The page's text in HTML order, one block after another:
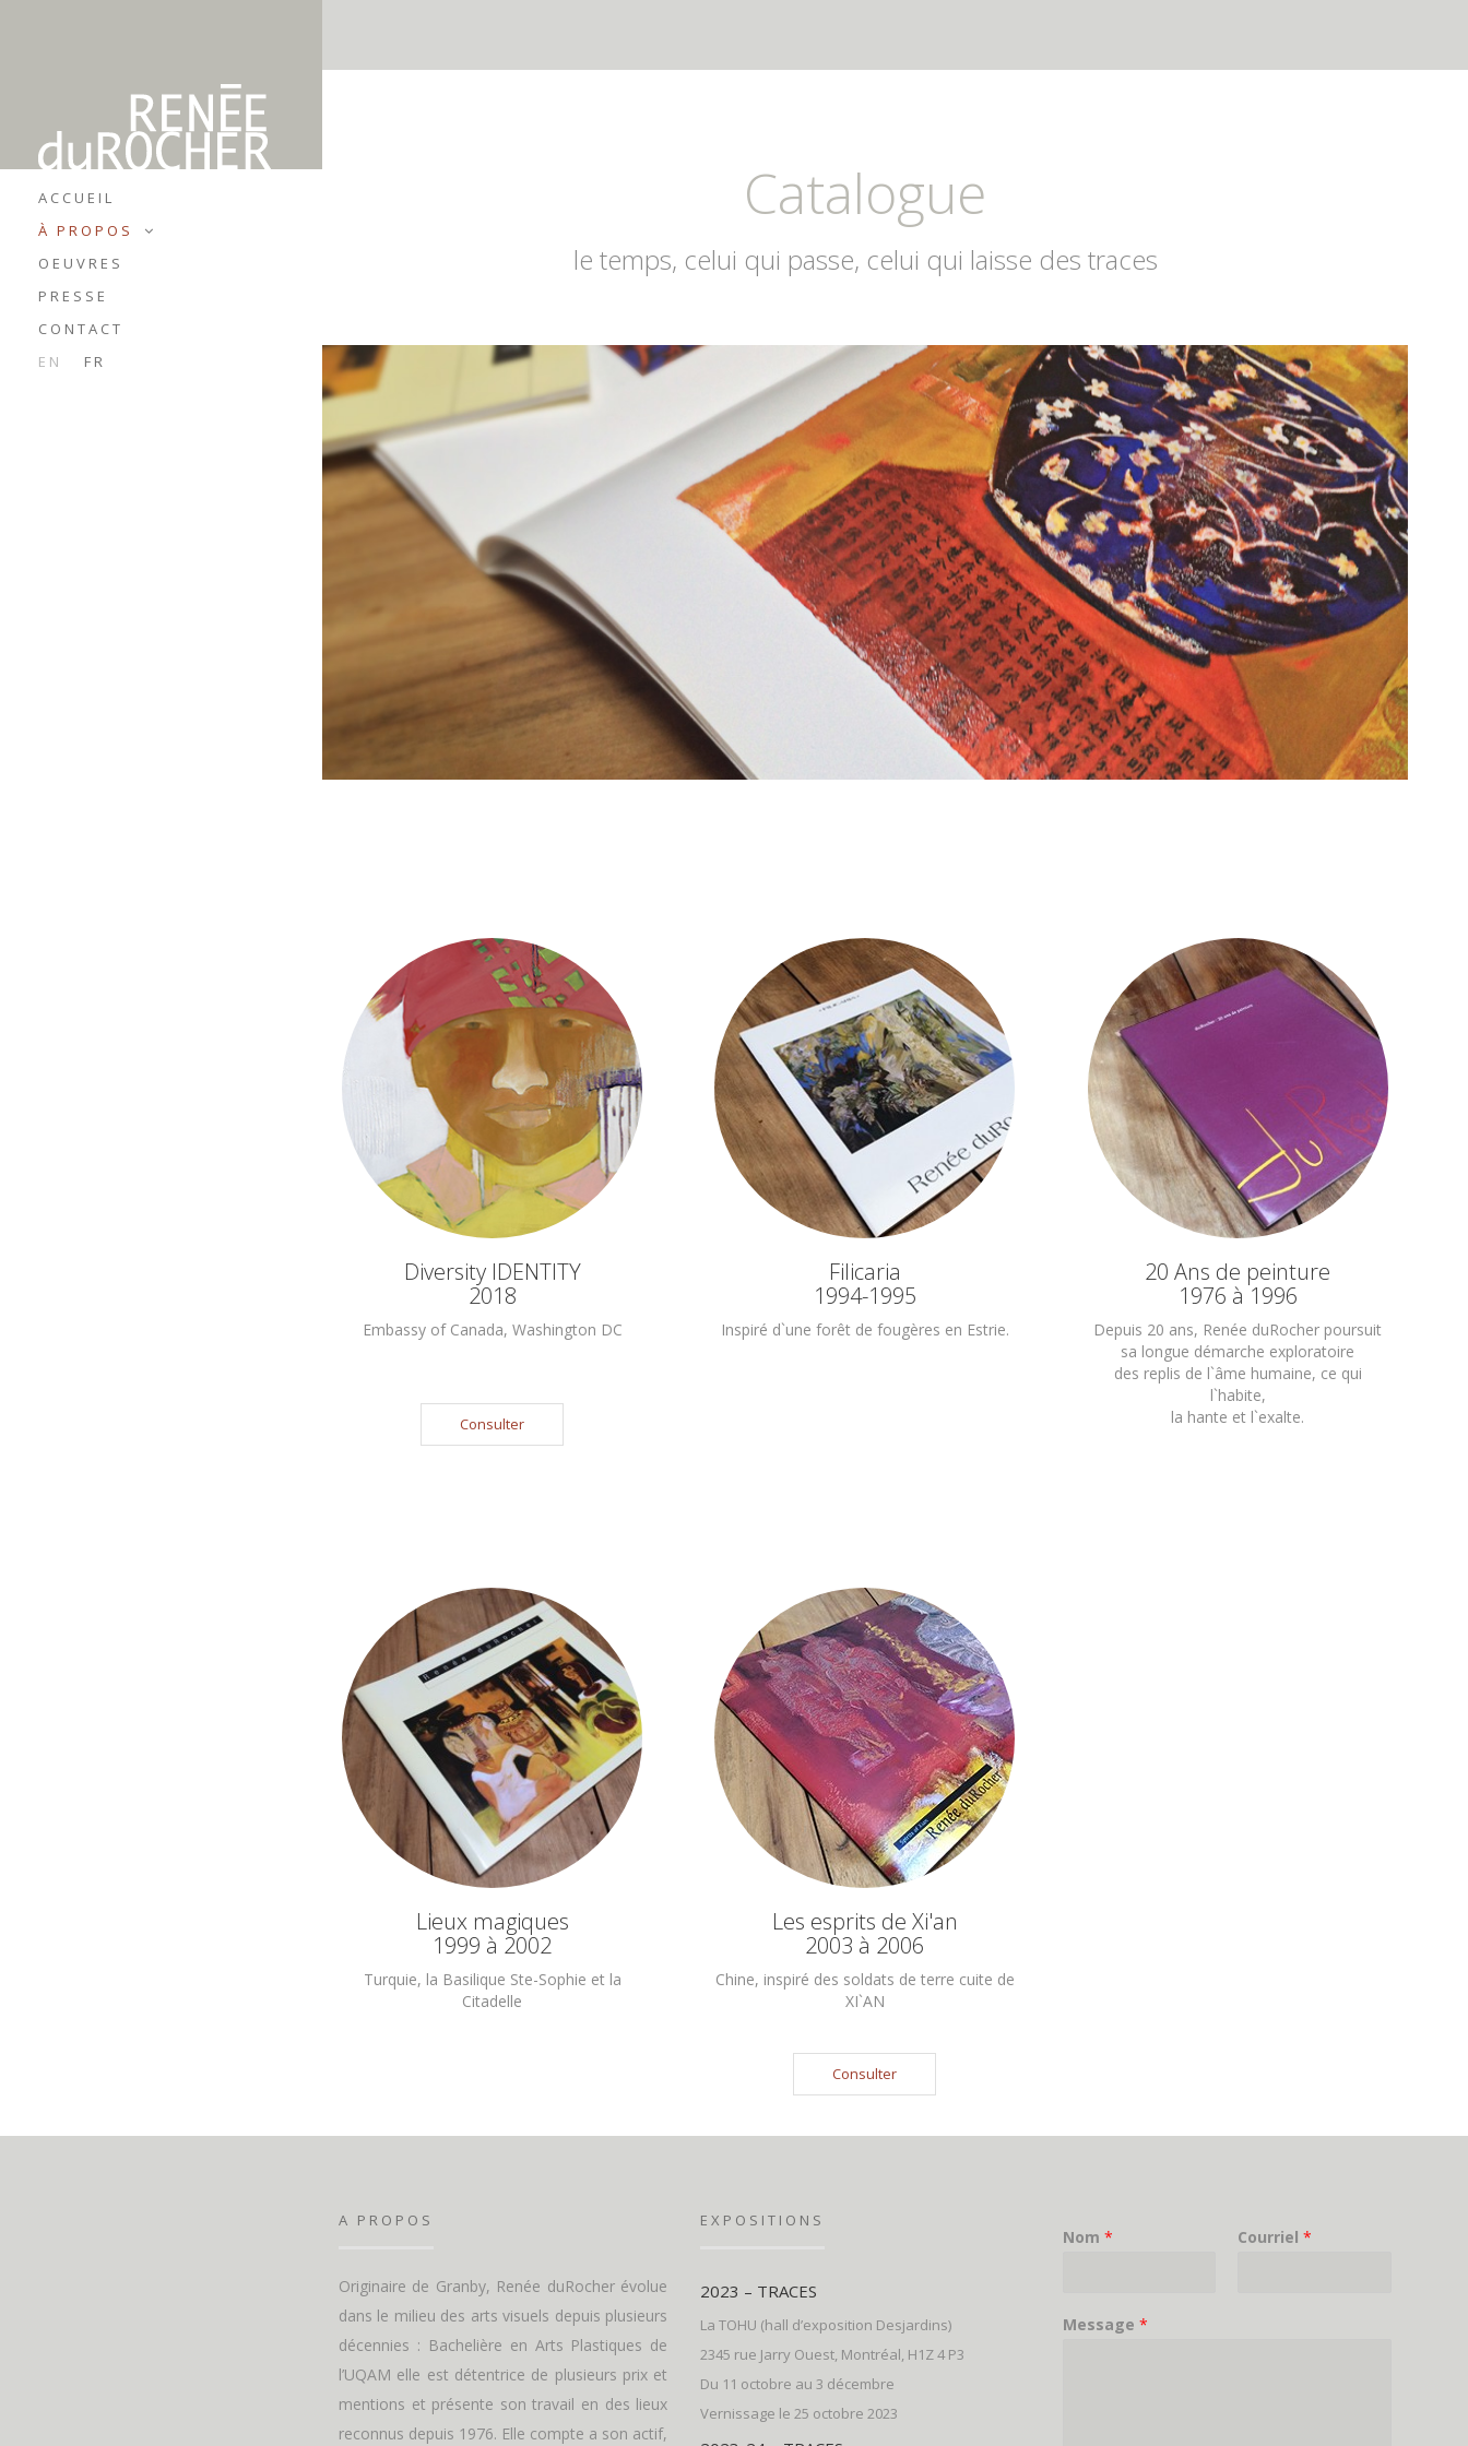
ACCUEIL
À PROPOS
OEUVRES
PRESSE
CONTACT
EN
FR
Catalogue
le temps, celui qui passe, celui qui laisse des traces
Diversity IDENTITY
2018
Embassy of Canada, Washington DC
Consulter
Filicaria
1994-1995
Inspiré d`une forêt de fougères en Estrie.
20 Ans de peinture
1976 à 1996
Depuis 20 ans, Renée duRocher poursuit
sa longue démarche exploratoire
des replis de l`âme humaine, ce qui
l`habite,
la hante et l`exalte.
Lieux magiques
1999 à 2002
Turquie, la Basilique Ste-Sophie et la
Citadelle
Les esprits de Xi'an
2003 à 2006
Chine, inspiré des soldats de terre cuite de
XI`AN
Consulter
A PROPOS
Originaire de Granby, Renée duRocher évolue
dans le milieu des arts visuels depuis plusieurs
décennies : Bachelière en Arts Plastiques de
l’UQAM elle est détentrice de plusieurs prix et
mentions et présente son travail en des lieux
reconnus depuis 1976. Elle compte a son actif,
EXPOSITIONS
2023 – TRACES
La TOHU (hall d’exposition Desjardins)
2345 rue Jarry Ouest, Montréal, H1Z 4 P3
Du 11 octobre au 3 décembre
Vernissage le 25 octobre 2023
Nom * Courriel*
Message *